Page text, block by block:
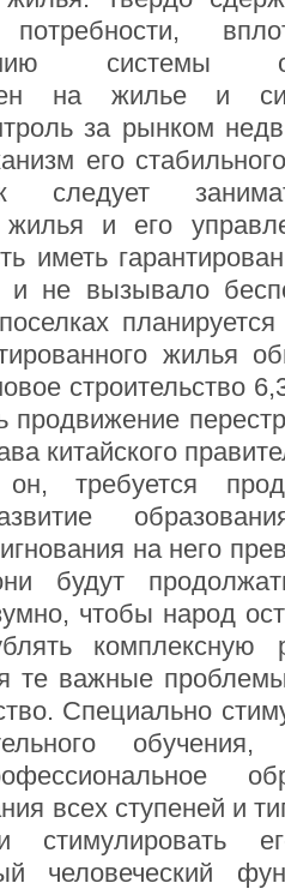
потребности,
системы
на жилье и
за рынком
его
следует
жилья и его
иметь
и не вызывало
жилья
строительство
продвижение
китайского
требуется
на него
будут
чтобы народ
комплексную
те важные
Специально
обучения,
всех ступеней и
стимулировать
человеческий